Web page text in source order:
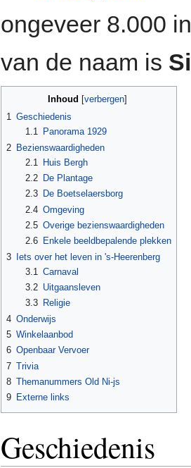
ongeveer 8.000
van de naam is
Inhoud verbergen
1 Geschiedenis
1.1
Panorama 1929
2 Bezienswaardigheden
2.1
Huis Bergh
2.2
De Plantage
2.3
De Boetselaersborg
2.4 Omgeving
2.5 Overige bezienswaardigheden
2.6
Enkele beeldbepalende plekken
3 Iets over het leven in 's-Heerenberg
3.1 Carnaval
3.2 Uitgaansleven
3.3
Religie
4 Onderwijs
5 Winkelaanbod
6 Openbaar Vervoer
7 Trivia
8 Themanummers Old Ni-js
9 Externe links
Geschiedenis